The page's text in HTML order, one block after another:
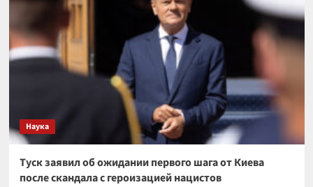
Наука
Туск заявил об ожидании первого шага от Киева
после скандала с героизацией нацистов